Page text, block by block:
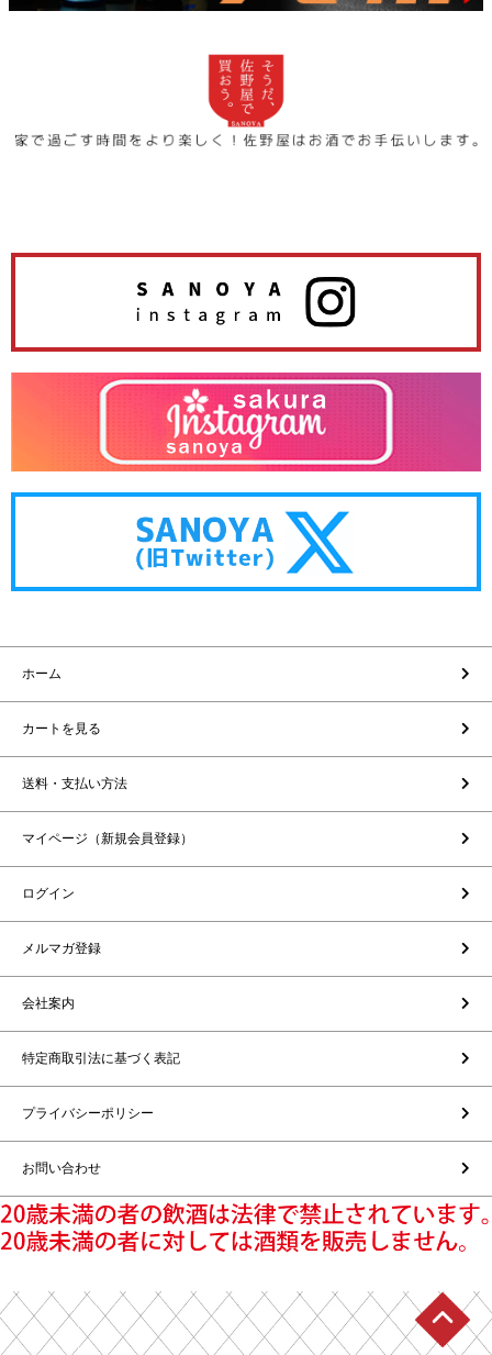
ホーム
カートを見る
送料・支払い方法
マイページ（新規会員登録）
ログイン
メルマガ登録
会社案内
特定商取引法に基づく表記
プライバシーポリシー
お問い合わせ